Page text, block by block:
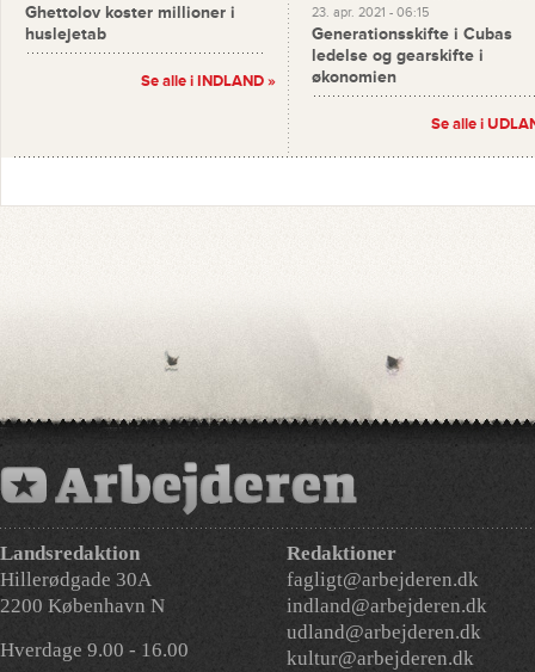
Ghettolov koster millioner i
huslejetab
Se alle i INDLAND »
23. apr. 2021 - 06:15
Generationsskifte i Cubas
ledelse og gearskifte i
økonomien
Se alle i
Landsredaktion
Hillerødgade 30A
2200 København N
Hverdage 9.00 - 16.00
Redaktioner
fagligt@arbejderen.dk
indland@arbejderen.dk
udland@arbejderen.dk
kultur@arbejderen.dk